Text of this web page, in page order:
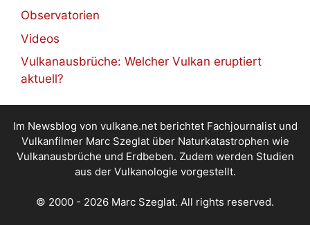
Observatorien
Videos
Vulkanausbrüche: Welcher Vulkan eruptiert
aktuell?
Im Newsblog von vulkane.net berichtet Fachjournalist und
Vulkanfilmer Marc Szeglat über Naturkatastrophen wie
Vulkanausbrüche und Erdbeben. Zudem werden Studien
aus der Vulkanologie vorgestellt.
© 2000 - 2026 Marc Szeglat. All rights reserved.